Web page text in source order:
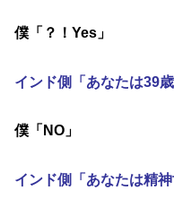
僕「？！Yes」
インド側「あなたは39歳
僕「NO」
インド側「あなたは精